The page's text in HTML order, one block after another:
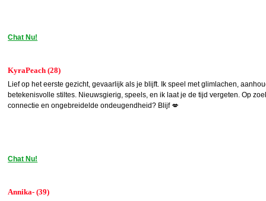
Chat Nu!
KyraPeach (28)
Lief op het eerste gezicht, gevaarlijk als je blijft. Ik speel met glimlachen,
betekenisvolle stiltes. Nieuwsgierig, speels, en ik laat je de tijd vergeten. Op
connectie en ongebreidelde ondeugendheid? Blijf 💋
Chat Nu!
Annika- (39)